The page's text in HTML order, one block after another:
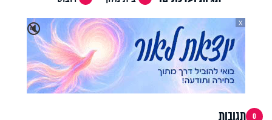
🔇
X
0 תגובות